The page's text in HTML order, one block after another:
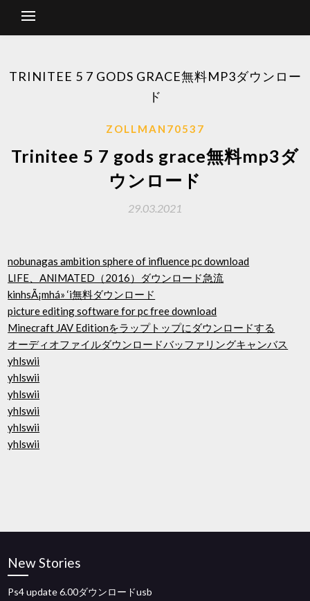
TRINITEE 5 7 GODS GRACE無料MP3ダウンロー
ド
ZOLLMAN70537
Trinitee 5 7 gods grace無料mp3ダ
ウンロード
29.03.2021
nobunagas ambition sphere of influence pc download
LIFE、ANIMATED（2016）ダウンロード急流
kinhsÃ¡mhá» ‘i無料ダウンロード
picture editing software for pc free download
Minecraft JAV Editionをラップトップにダウンロードする
オーディオファイルダウンロードバッファリングキャンバス
yhlswii
yhlswii
yhlswii
yhlswii
yhlswii
yhlswii
New Stories
Ps4 update 6.00ダウンロードusb